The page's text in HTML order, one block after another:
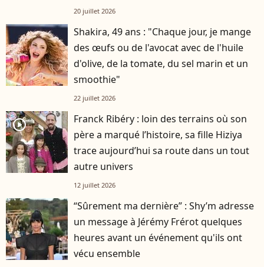
20 juillet 2026
Shakira, 49 ans : "Chaque jour, je mange
des œufs ou de l'avocat avec de l'huile
d'olive, de la tomate, du sel marin et un
smoothie"
22 juillet 2026
player2
Franck Ribéry : loin des terrains où son
père a marqué l’histoire, sa fille Hiziya
trace aujourd’hui sa route dans un tout
autre univers
12 juillet 2026
“Sûrement ma dernière” : Shy’m adresse
un message à Jérémy Frérot quelques
heures avant un événement qu'ils ont
vécu ensemble